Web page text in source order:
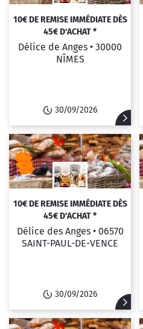
10€ DE REMISE IMMÉDIATE DÈS
45€ D'ACHAT *
Délice de Anges • 30000
NÎMES
30/09/2026
10€ DE REMISE IMMÉDIATE DÈS
45€ D'ACHAT *
Délice des Anges • 06570
SAINT-PAUL-DE-VENCE
30/09/2026